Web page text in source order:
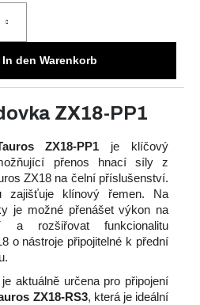
In den Warenkorb
ZX18-PP1
ZX18-PP1 je klíčový
přenos hnací síly z
ZX18 na čelní příslušenství.
zajišťuje klínový řemen. Na
je možné přenášet výkon na
a rozšiřovat funkcionalitu
o nástroje připojitelné k přední
aktuálně určena pro připojení
ZX18-RS3, která je ideální